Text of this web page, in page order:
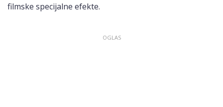
filmske specijalne efekte.